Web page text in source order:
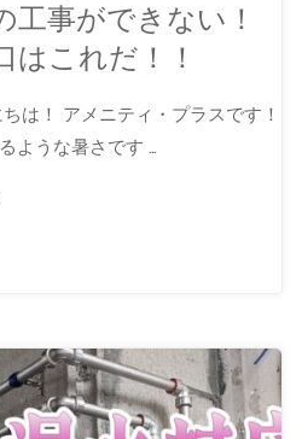
工事ができない！
はこれだ！！
は！ アメニティ・プラスです！
ような暑さです …